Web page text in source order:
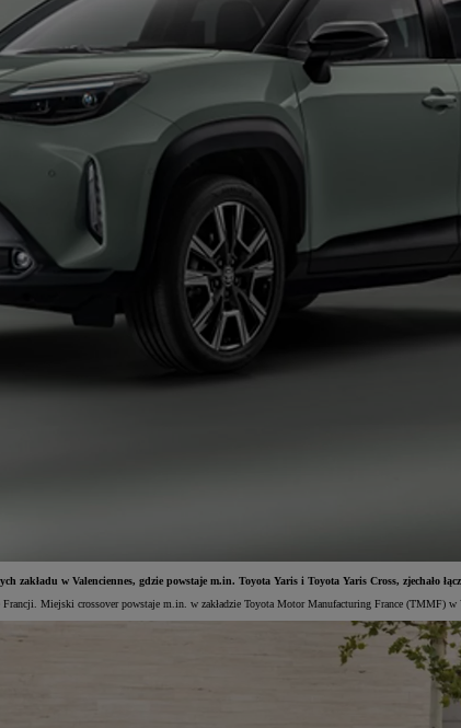
w Valenciennes, gdzie powstaje m.in. Toyota Yaris i Toyota Yaris Cross, zjechało
Miejski crossover powstaje m.in. w zakładzie Toyota Motor Manufacturing France (TMMF) w